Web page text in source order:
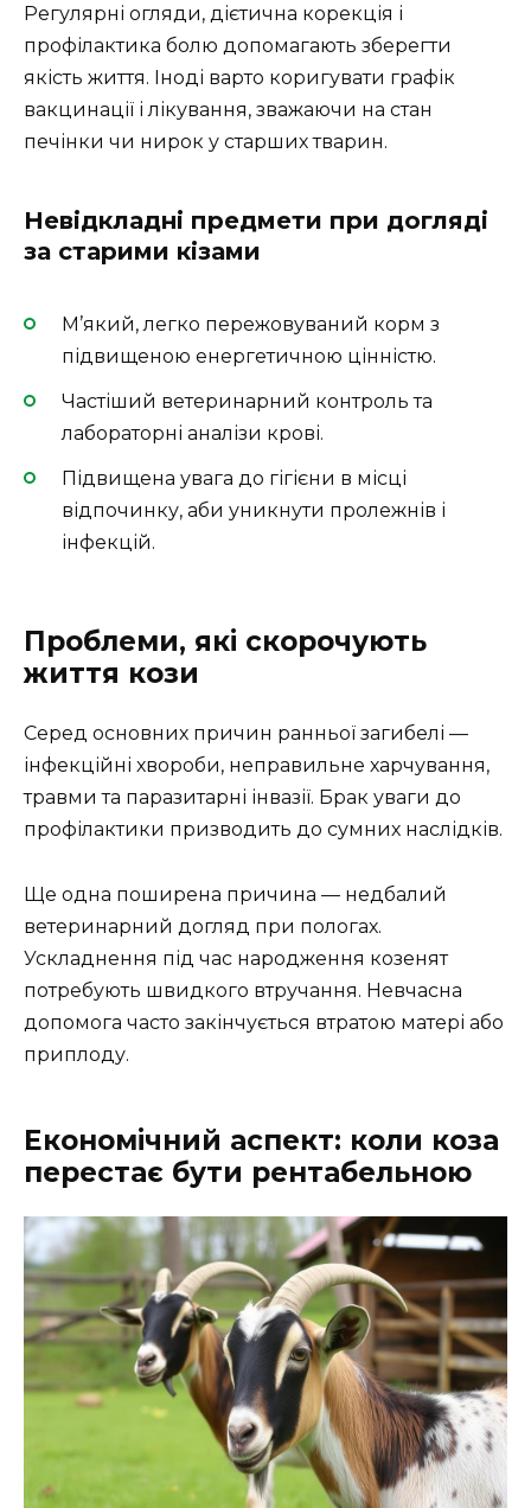
Регулярні огляди, дієтична корекція і
профілактика болю допомагають зберегти
якість життя. Іноді варто коригувати графік
вакцинації і лікування, зважаючи на стан
печінки чи нирок у старших тварин.
Невідкладні предмети при догляді
за старими кізами
М’який, легко пережовуваний корм з
підвищеною енергетичною цінністю.
Частіший ветеринарний контроль та
лабораторні аналізи крові.
Підвищена увага до гігієни в місці
відпочинку, аби уникнути пролежнів і
інфекцій.
Проблеми, які скорочують
життя кози
Серед основних причин ранньої загибелі —
інфекційні хвороби, неправильне харчування,
травми та паразитарні інвазії. Брак уваги до
профілактики призводить до сумних наслідків.
Ще одна поширена причина — недбалий
ветеринарний догляд при пологах.
Ускладнення під час народження козенят
потребують швидкого втручання. Невчасна
допомога часто закінчується втратою матері або
приплоду.
Економічний аспект: коли коза
перестає бути рентабельною